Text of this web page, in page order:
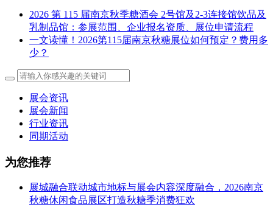
2026 第 115 届南京秋季糖酒会 2号馆及2-3连接馆饮品及
乳制品馆：参展范围、企业报名资质、展位申请流程
一文读懂！2026第115届南京秋糖展位如何预定？费用多
少？
展会资讯
展会新闻
行业资讯
同期活动
为您推荐
展城融合联动城市地标与展会内容深度融合，2026南京
秋糖休闲食品展区打造秋糖季消费狂欢